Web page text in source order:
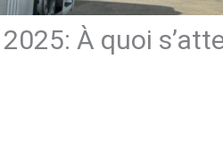
À quoi